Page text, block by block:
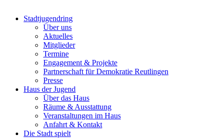
Stadtjugendring
Über uns
Aktuelles
Mitglieder
Termine
Engagement & Projekte
Partnerschaft für Demokratie Reutlingen
Presse
Haus der Jugend
Über das Haus
Räume & Ausstattung
Veranstaltungen im Haus
Anfahrt & Kontakt
Die Stadt spielt